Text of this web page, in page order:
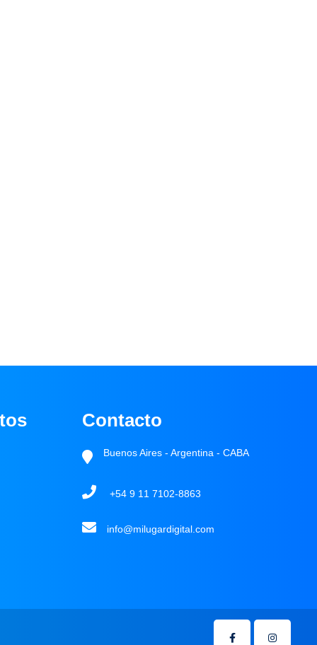
Contacto
Buenos Aires - Argentina - CABA
+54 9 11 7102-8863
info@milugardigital.com